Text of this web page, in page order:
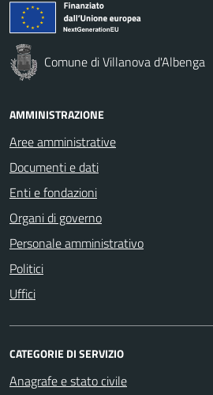
Comune di Villanova d'Albenga
AMMINISTRAZIONE
Aree amministrative
Documenti e dati
Enti e fondazioni
Organi di governo
Personale amministrativo
Politici
Uffici
CATEGORIE DI SERVIZIO
Anagrafe e stato civile